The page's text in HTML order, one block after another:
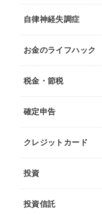
自律神経失調症
お金のライフハック
税金・節税
確定申告
クレジットカード
投資
投資信託